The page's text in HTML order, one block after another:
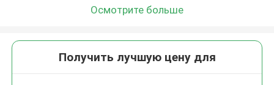
Осмотрите больше
Получить лучшую цену для